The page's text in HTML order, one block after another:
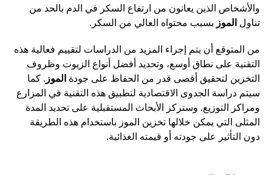
والأشخاص الذين يعانون من ارتفاع السكر في الدم بالحد من
تناول الموز بسبب محتواه العالي من السكر.
من المتوقع أن يتم إجراء المزيد من الدراسات لتقييم فعالية هذه
التقنية على نطاق أوسع، وتحديد أفضل أنواع الزيوت وظروف
التخزين لتحقيق أقصى قدر من الحفاظ على جودة الموز . كما
سيتم دراسة الجدوى الاقتصادية لتطبيق هذه التقنية في المزارع
ومراكز التوزيع. وستركز الأبحاث المستقبلية على تحديد المدة
المثلى التي يمكن خلالها تخزين الموز باستخدام هذه الطريقة
دون التأثير على جودته أو قيمته الغذائية.